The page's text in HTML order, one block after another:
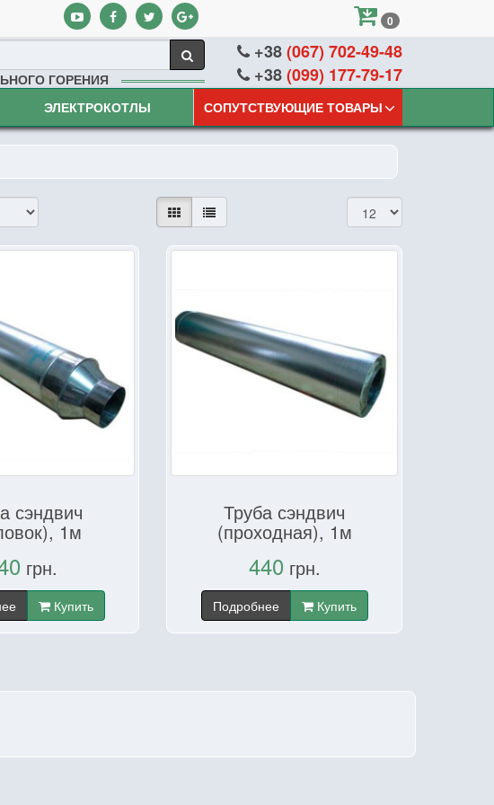
0
ГОРЕНИЯ
+38(067) 702-49-48
+38(099) 177-79-17
ЭЛЕКТРОКОТЛЫ СОПУТСТВУЮЩИЕ ТОВАРЫ
сэндвич
1м
грн.
Купить
Труба сэндвич
(проходная), 1м
440 грн.
Подробнее Купить